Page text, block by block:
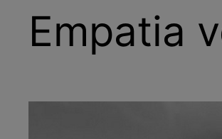
Empatia